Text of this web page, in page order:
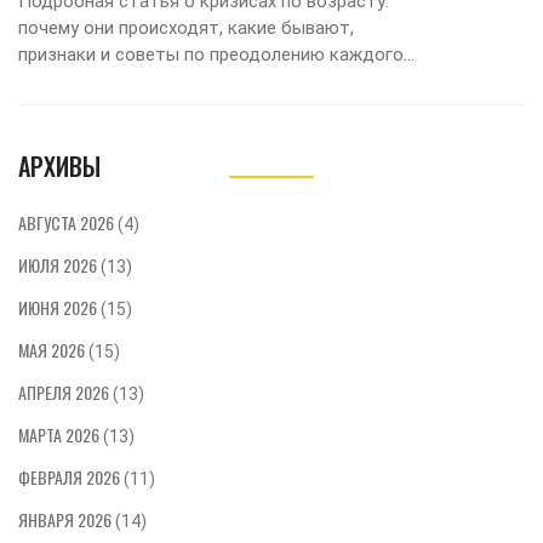
почему они происходят, какие бывают,
признаки и советы по преодолению каждого
АРХИВЫ
АВГУСТА 2026(4)
ИЮЛЯ 2026(13)
ИЮНЯ 2026(15)
МАЯ 2026(15)
АПРЕЛЯ 2026(13)
МАРТА 2026(13)
ФЕВРАЛЯ 2026(11)
ЯНВАРЯ 2026(14)